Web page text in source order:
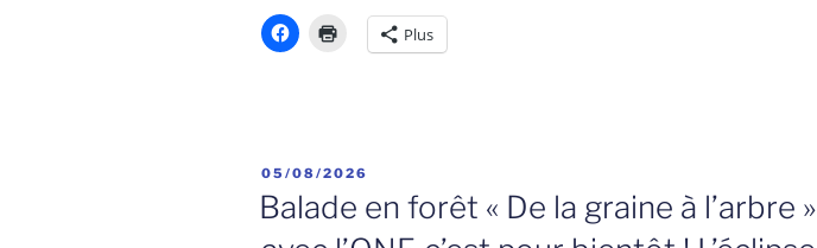
Plus
PUBLIÉ
05/08/2026
Balade en forêt « De la graine à l’arbre »